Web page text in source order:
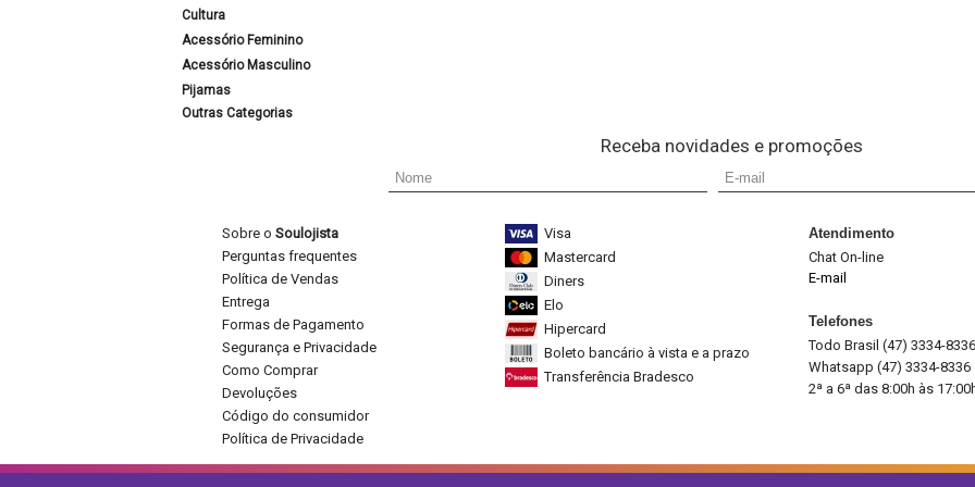
Cultura
Acessório Feminino
Acessório Masculino
Pijamas
Outras Categorias
Receba novidades e promoções
Sobre o Soulojista
Perguntas frequentes
Política de Vendas
Entrega
Formas de Pagamento
Segurança e Privacidade
Como Comprar
Devoluções
Código do consumidor
Política de Privacidade
Visa
Mastercard
Diners
Elo
Hipercard
Boleto bancário à vista e a prazo
Transferência Bradesco
Atendimento
Chat On-line
E-mail
Telefones
Todo Brasil (47) 3334-8336
Whatsapp (47) 3334-8336
2ª a 6ª das 8:00h às